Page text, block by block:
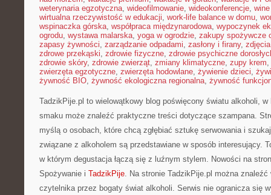
weterynaria egzotyczna, wideofilmowanie, wideokonferencje,
wirtualna rzeczywistość w edukacji, work-life balance w domu,
wspinaczka górska, współpraca międzynarodowa, wypoczynek
ogrodu, wystawa malarska, yoga w ogrodzie, zakupy spożywcze
zapasy żywności, zarządzanie odpadami, zasłony i firany,
zdrowe przekąski, zdrowie fizyczne, zdrowie psychiczne
zdrowie skóry, zdrowie zwierząt, zmiany klimatyczne, zupy krem,
zwierzęta egzotyczne, zwierzęta hodowlane, żywienie dzieci,
żywność BIO, żywność ekologiczna regionalna, żywność
TadzikPije.pl to wielowątkowy blog poświęcony światu alkoholi,
smaku może znaleźć praktyczne treści dotyczące szampana.
myślą o osobach, które chcą zgłębiać sztukę serwowania i
związane z alkoholem są przedstawiane w sposób interesujący.
w którym degustacja łączą się z luźnym stylem. Nowości na
Spożywanie i TadzikPije. Na stronie TadzikPije.pl można znaleźć
czytelnika przez bogaty świat alkoholi. Serwis nie ogranicza się